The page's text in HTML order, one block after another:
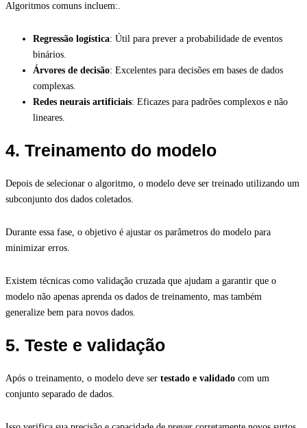
Algoritmos comuns incluem:.
Regressão logística: Útil para prever a probabilidade de eventos
binários.
Árvores de decisão: Excelentes para decisões em bases de dados
complexas.
Redes neurais artificiais: Eficazes para padrões complexos e não
lineares.
4. Treinamento do modelo
Depois de selecionar o algoritmo, o modelo deve ser treinado utilizando um
subconjunto dos dados coletados.
Durante essa fase, o objetivo é ajustar os parâmetros do modelo para
minimizar erros.
Existem técnicas como validação cruzada que ajudam a garantir que o
modelo não apenas aprenda os dados de treinamento, mas também
generalize bem para novos dados.
5. Teste e validação
Após o treinamento, o modelo deve ser testado e validado com um
conjunto separado de dados.